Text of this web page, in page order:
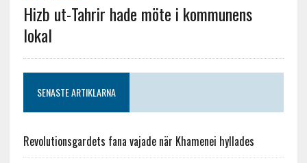
Hizb ut-Tahrir hade möte i kommunens
lokal
SENASTE ARTIKLARNA
Revolutionsgardets fana vajade när Khamenei hyllades